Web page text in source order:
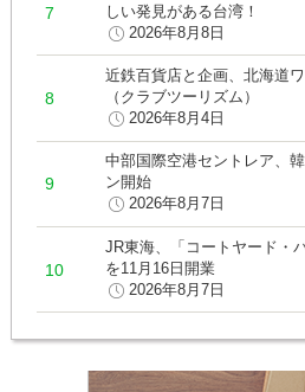
しい発見がある台湾！
2026年8月8日
近鉄百貨店と企画、北海道
（クラブツーリズム）
2026年8月4日
中部国際空港セントレア、
ン開始
2026年8月7日
JR東海、「コートヤード・
を11月16日開業
2026年8月7日